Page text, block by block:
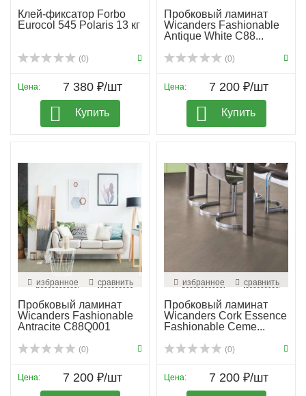
Клей-фиксатор Forbo
Eurocol 545 Polaris 13 кг
(0)
Цена: 7 380 ₽/шт
Купить
Пробковый ламинат
Wicanders Fashionable
Antique White C88...
(0)
Цена: 7 200 ₽/шт
Купить
избранное сравнить
Пробковый ламинат
Wicanders Fashionable
Antracite C88Q001
(0)
Цена: 7 200 ₽/шт
избранное сравнить
Пробковый ламинат
Wicanders Cork Essence
Fashionable Ceme...
(0)
Цена: 7 200 ₽/шт